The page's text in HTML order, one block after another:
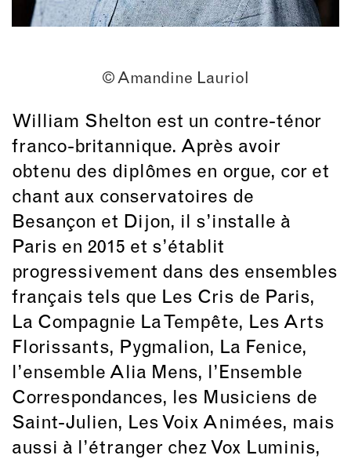
© Amandine Lauriol
William Shelton est un contre-ténor
franco-britannique. Après avoir
obtenu des diplômes en orgue, cor et
chant aux conservatoires de
Besançon et Dijon, il s’installe à
Paris en 2015 et s’établit
progressivement dans des ensembles
français tels que Les Cris de Paris,
La Compagnie La Tempête, Les Arts
Florissants, Pygmalion, La Fenice,
l’ensemble Alia Mens, l’Ensemble
Correspondances, les Musiciens de
Saint-Julien, Les Voix Animées, mais
aussi à l’étranger chez Vox Luminis,